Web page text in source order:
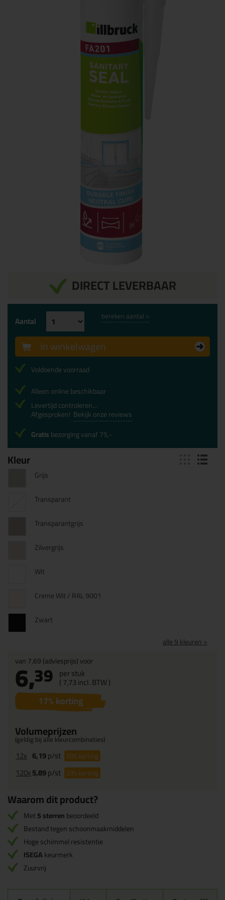
DIRECT LEVERBAAR
Kleur
Grijs
Transparant
Transparantgrijs
Zilvergrijs
Wit
Creme Wit / RAL 9001
Zwart
alle 9 kleuren >
van7,69(adviesprijs) voor
6,39 per stuk
(7,73incl. BTW )
17% korting
Volumeprijzen
(geldig bij alle kleurcombinaties)
12x 6,19p/st 20%korting
120x5,89p/st 23%korting
Aantal bereken aantal >
In winkelwagen
Voldoende voorraad
Alleen online beschikbaar
Levertijd controleren...
Afgesproken! Bekijk onze reviews
Gratisbezorging vanaf 75,-
Waarom dit product?
Met5 sterrenbeoordeeld
Bestand tegen schoonmaakmiddelen
Hoge schimmel resistentie
ISEGAkeurmerk
Zuurvrij